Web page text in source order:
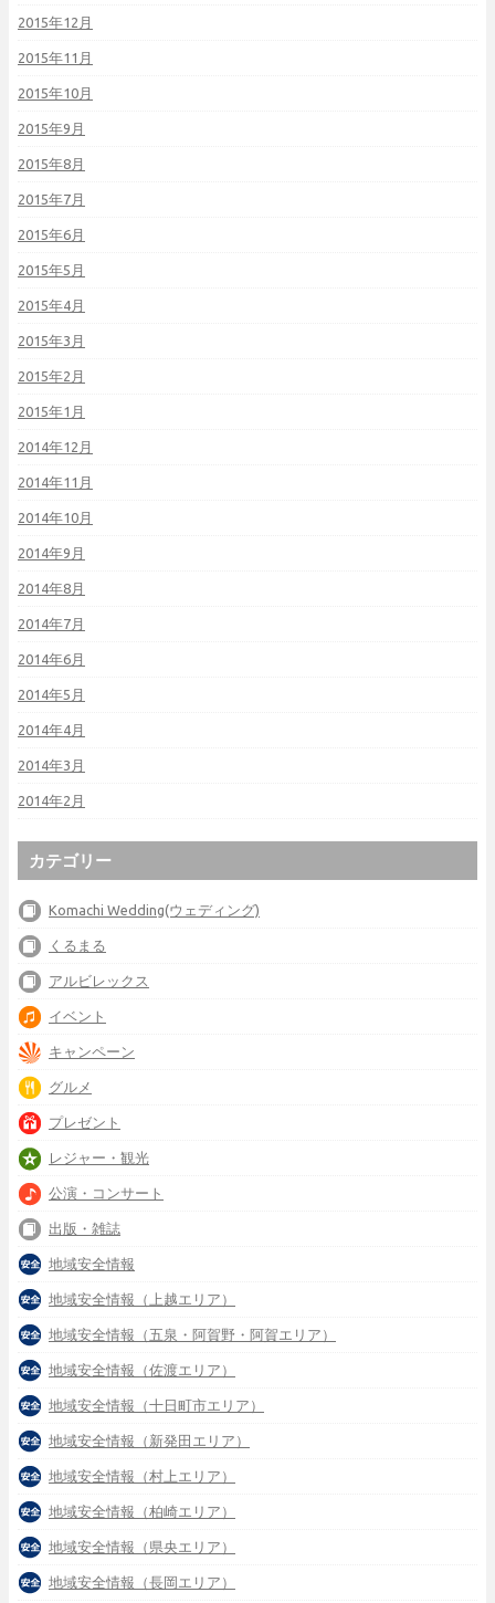
2015年12月
2015年11月
2015年10月
2015年9月
2015年8月
2015年7月
2015年6月
2015年5月
2015年4月
2015年3月
2015年2月
2015年1月
2014年12月
2014年11月
2014年10月
2014年9月
2014年8月
2014年7月
2014年6月
2014年5月
2014年4月
2014年3月
2014年2月
カテゴリー
Komachi Wedding(ウェディング)
くるまる
アルビレックス
イベント
キャンペーン
グルメ
プレゼント
レジャー・観光
公演・コンサート
出版・雑誌
地域安全情報
地域安全情報（上越エリア）
地域安全情報（五泉・阿賀野・阿賀エリア）
地域安全情報（佐渡エリア）
地域安全情報（十日町市エリア）
地域安全情報（新発田エリア）
地域安全情報（村上エリア）
地域安全情報（柏崎エリア）
地域安全情報（県央エリア）
地域安全情報（長岡エリア）